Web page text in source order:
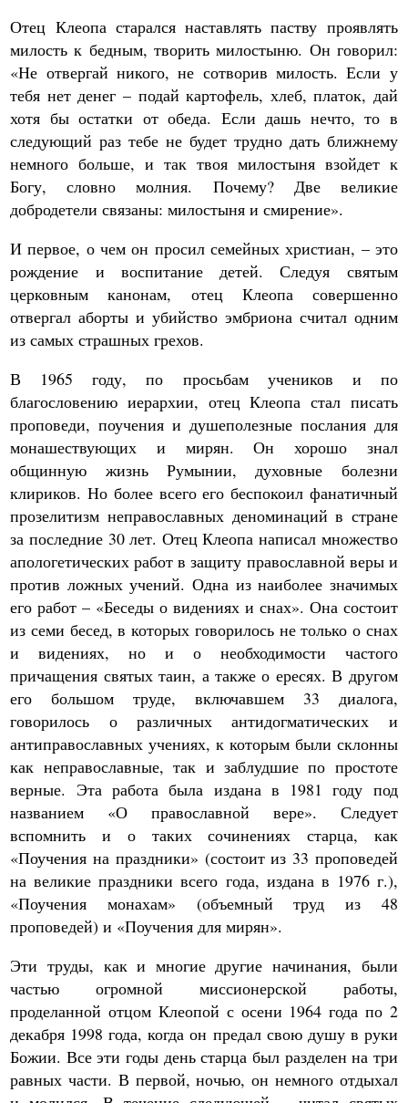
Отец Клеопа старался наставлять паству проявлять
милость к бедным, творить милостыню. Он говорил:
«Не отвергай никого, не сотворив милость. Если у
тебя нет денег – подай картофель, хлеб, платок, дай
хотя бы остатки от обеда. Если дашь нечто, то в
следующий раз тебе не будет трудно дать ближнему
немного больше, и так твоя милостыня взойдет к
Богу, словно молния. Почему? Две великие
добродетели связаны: милостыня и смирение».
И первое, о чем он просил семейных христиан, – это
рождение и воспитание детей. Следуя святым
церковным канонам, отец Клеопа совершенно
отвергал аборты и убийство эмбриона считал одним
из самых страшных грехов.
В 1965 году, по просьбам учеников и по
благословению иерархии, отец Клеопа стал писать
проповеди, поучения и душеполезные послания для
монашествующих и мирян. Он хорошо знал
общинную жизнь Румынии, духовные болезни
клириков. Но более всего его беспокоил фанатичный
прозелитизм неправославных деноминаций в стране
за последние 30 лет. Отец Клеопа написал множество
апологетических работ в защиту православной веры и
против ложных учений. Одна из наиболее значимых
его работ – «Беседы о видениях и снах». Она состоит
из семи бесед, в которых говорилось не только о снах
и видениях, но и о необходимости частого
причащения святых таин, а также о ересях. В другом
его большом труде, включавшем 33 диалога,
говорилось о различных антидогматических и
антиправославных учениях, к которым были склонны
как неправославные, так и заблудшие по простоте
верные. Эта работа была издана в 1981 году под
названием «О православной вере». Следует
вспомнить и о таких сочинениях старца, как
«Поучения на праздники» (состоит из 33 проповедей
на великие праздники всего года, издана в 1976 г.),
«Поучения монахам» (объемный труд из 48
проповедей) и «Поучения для мирян».
Эти труды, как и многие другие начинания, были
частью огромной миссионерской работы,
проделанной отцом Клеопой с осени 1964 года по 2
декабря 1998 года, когда он предал свою душу в руки
Божии. Все эти годы день старца был разделен на три
равных части. В первой, ночью, он немного отдыхал